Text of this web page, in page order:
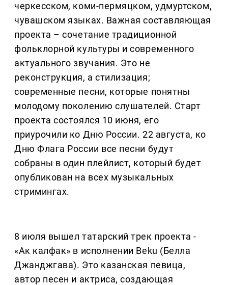
черкесском, коми-пермяцком, удмуртском,
чувашском языках. Важная составляющая
проекта – сочетание традиционной
фольклорной культуры и современного
актуального звучания. Это не
реконструкция, а стилизация;
современные песни, которые понятны
молодому поколению слушателей. Старт
проекта состоялся 10 июня, его
приурочили ко Дню России. 22 августа, ко
Дню Флага России все песни будут
собраны в один плейлист, который будет
опубликован на всех музыкальных
стримингах.
8 июля вышел татарский трек проекта -
«Ак калфак» в исполнении Beku (Белла
Джанджгава). Это казанская певица,
автор песен и актриса, создающая